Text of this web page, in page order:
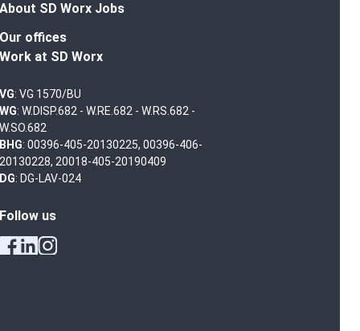
About SD Worx Jobs
Our offices
Work at SD Worx
VG: VG 1570/BU
WG: W.DISP.682 - W.RE.682 - W.RS.682 -
W.SO.682
BHG: 00396-405-20130225, 00396-406-
20130228, 20018-405-20190409
DG: DG-LAV-024
Follow us